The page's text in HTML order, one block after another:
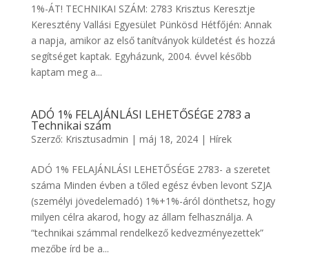
1%-ÁT! TECHNIKAI SZÁM: 2783 Krisztus Keresztje
Keresztény Vallási Egyesület Pünkösd Hétfőjén: Annak
a napja, amikor az első tanítványok küldetést és hozzá
segítséget kaptak. Egyházunk, 2004. évvel később
kaptam meg a...
ADÓ 1% FELAJÁNLÁSI LEHETŐSÉGE 2783 a
Technikai szám
Szerző: Krisztusadmin | máj 18, 2024| Hírek
ADÓ 1% FELAJÁNLÁSI LEHETŐSÉGE 2783- a szeretet
száma Minden évben a tőled egész évben levont SZJA
(személyi jövedelemadó) 1%+1%-áról dönthetsz, hogy
milyen célra akarod, hogy az állam felhasználja. A
“technikai számmal rendelkező kedvezményezettek”
mezőbe írd be a...